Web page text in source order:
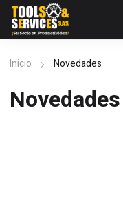
Inicio Novedades
Novedades